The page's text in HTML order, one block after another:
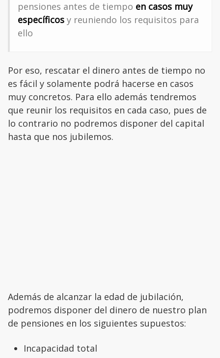
pensiones antes de tiempo en casos muy
específicos y reuniendo los requisitos para
ello
Por eso, rescatar el dinero antes de tiempo no
es fácil y solamente podrá hacerse en casos
muy concretos. Para ello además tendremos
que reunir los requisitos en cada caso, pues de
lo contrario no podremos disponer del capital
hasta que nos jubilemos.
Además de alcanzar la edad de jubilación,
podremos disponer del dinero de nuestro plan
de pensiones en los siguientes supuestos:
Incapacidad total